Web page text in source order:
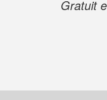
Gratuit